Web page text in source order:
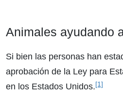
Animales ayudando
Si bien las personas han
aprobación de la Ley para
en los Estados Unidos.[1]